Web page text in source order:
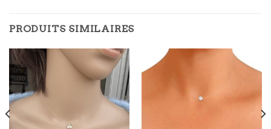
PRODUITS SIMILAIRES